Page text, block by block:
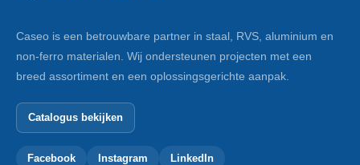
Caseo is een betrouwbare partner in staal, RVS, aluminium en
non-ferro materialen. Wij ondersteunen projecten met een
breed assortiment en een oplossingsgerichte aanpak.
Catalogus bekijken
Facebook Instagram LinkedIn